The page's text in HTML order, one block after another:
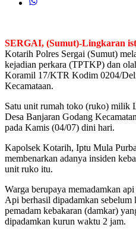
SERGAI, (Sumut)-Lingkaran
Kotarih Polres Sergai (Sumut)
kejadian perkara (TPTKP) dan
Koramil 17/KTR Kodim 0204/
Kecamataan.
Satu unit rumah toko (ruko) milik
Desa Banjaran Godang
pada Kamis (04/07) dini hari.
Kapolsek Kotarih, Iptu Mula
membenarkan adanya insiden
unit ruko itu.
Warga berupaya memadamkan
Api berhasil dipadamkan
pemadam kebakaran (damkar)
dipadamkan kurun waktu 2 jam.